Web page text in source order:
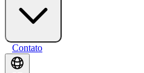
Contato